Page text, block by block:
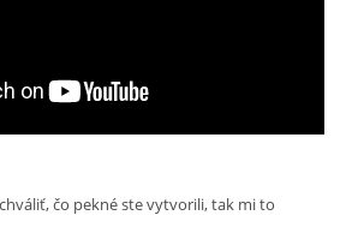
čo pekné ste vytvorili, tak mi to